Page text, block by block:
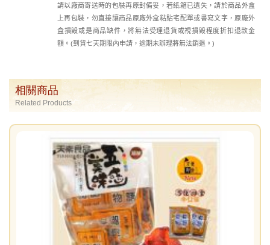
請以廠商寄送時的包裝再原封備妥，若紙箱已遺失，請於商品外盒
上再包裝，勿直接讓商品原廠外盒粘貼宅配單或書寫文字，原廠外
盒損毀或是商品缺件，將無法受理退貨或視損毀程度折扣退款金
額。(到貨七天期限內申請，逾期未辦理將無法銷退。)
相關商品
Related Products